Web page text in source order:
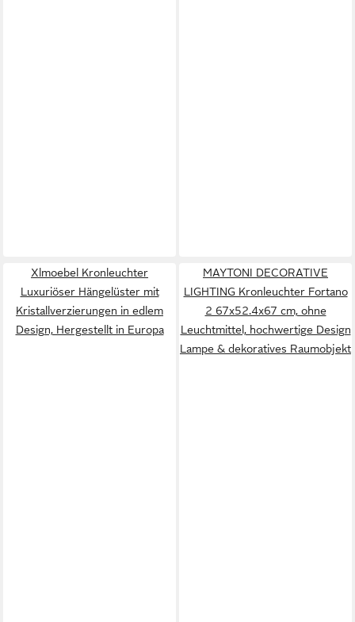
Xlmoebel Kronleuchter
Luxuriöser Hängelüster mit
Kristallverzierungen in edlem
Design, Hergestellt in Europa
MAYTONI DECORATIVE
LIGHTING Kronleuchter Fortano
2 67x52.4x67 cm, ohne
Leuchtmittel, hochwertige Design
Lampe & dekoratives Raumobjekt